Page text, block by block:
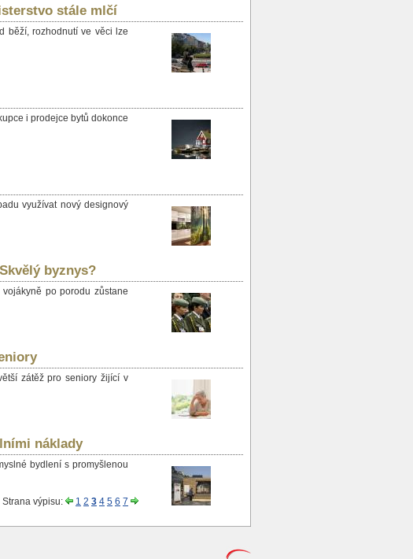
stále mlčí
běží, rozhodnutí ve věci lze
i prodejce bytů dokonce
využívat nový designový
byznys?
po porodu zůstane
zátěž pro seniory žijící v
náklady
bydlení s promyšlenou
Strana výpisu: 1 2 3 4 5 6 7